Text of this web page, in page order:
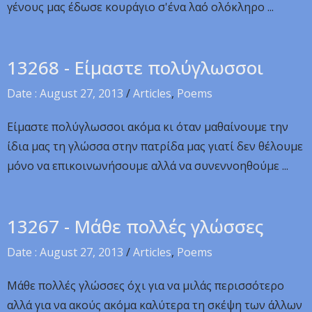
γένους μας έδωσε κουράγιο σ'ένα λαό ολόκληρο ...
13268 - Είμαστε πολύγλωσσοι
Date : August 27, 2013 /Articles, Poems
Είμαστε πολύγλωσσοι ακόμα κι όταν μαθαίνουμε την
ίδια μας τη γλώσσα στην πατρίδα μας γιατί δεν θέλουμε
μόνο να επικοινωνήσουμε αλλά να συνεννοηθούμε ...
13267 - Μάθε πολλές γλώσσες
Date : August 27, 2013 /Articles, Poems
Μάθε πολλές γλώσσες όχι για να μιλάς περισσότερο
αλλά για να ακούς ακόμα καλύτερα τη σκέψη των άλλων